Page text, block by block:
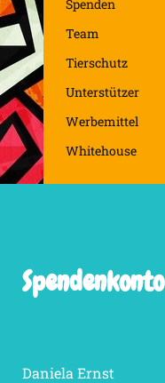
Spenden
Team
Tierschutz
Unterstützer
Werbemittel
Whitehouse
Spendenkonto
Daniela Ernst